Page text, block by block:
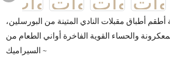
أطقم أطباق مقبلات النادي المتينة من البورسلين،
والحساء القوية الفاخرة أواني الطعام من
السيراميك ~